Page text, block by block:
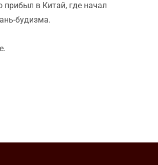
в Китай, где начал
будизма.